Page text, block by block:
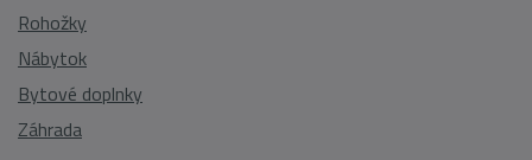
Rohožky
Nábytok
Bytové doplnky
Záhrada